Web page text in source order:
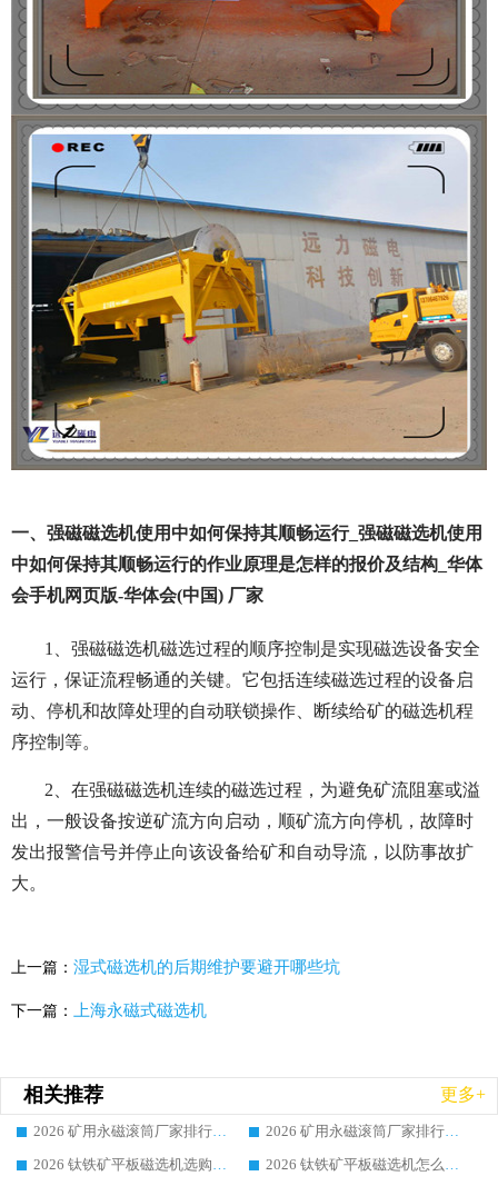
一、强磁磁选机使用中如何保持其顺畅运行_强磁磁选机使用
中如何保持其顺畅运行的作业原理是怎样的报价及结构_华体
会手机网页版-华体会(中国) 厂家
1、强磁磁选机磁选过程的顺序控制是实现磁选设备安全
运行，保证流程畅通的关键。它包括连续磁选过程的设备启
动、停机和故障处理的自动联锁操作、断续给矿的磁选机程
序控制等。
2、在强磁磁选机连续的磁选过程，为避免矿流阻塞或溢
出，一般设备按逆矿流方向启动，顺矿流方向停机，故障时
发出报警信号并停止向该设备给矿和自动导流，以防事故扩
大。
上一篇： 湿式磁选机的后期维护要避开哪些坑
下一篇： 上海永磁式磁选机
相关推荐 更多+
2026 矿用永磁滚筒厂家排行榜选购干货指南 行业口碑标杆华体会手机网页版-华体会(中国) 实力出众
2026 矿用永磁滚筒厂家排行榜选购指南，行业口碑领域强者华体会手机网页版-华体会(中国)
2026 钛铁矿平板磁选机选购全攻略 市场公认优质品牌厂家实力排行榜
2026 钛铁矿平板磁选机怎么选 靠谱生产企业实力排行榜选购参考攻略